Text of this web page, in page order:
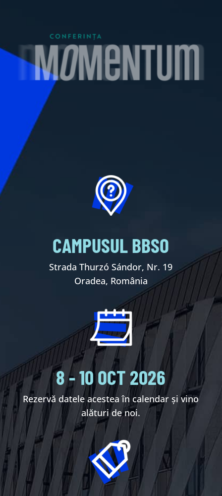
CAMPUSUL BBSO
Strada Thurzó Sándor, Nr. 19
Oradea, România
8 - 10 OCT 2026
Rezervă datele acestea în calendar și vino
alături de noi.